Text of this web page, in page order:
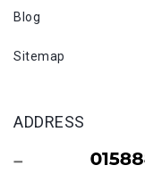
Blog
Sitemap
ADDRESS